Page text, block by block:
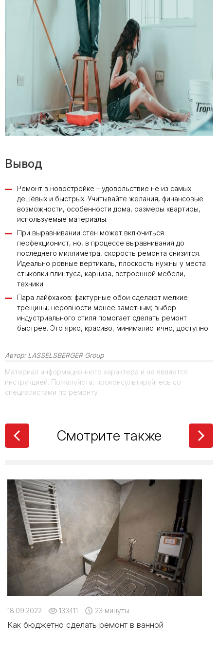
Вывод
Ремонт в новостройке – удовольствие не из самых
дешёвых и быстрых. Учитывайте желания, финансовые
возможности, особенности дома, размеры квартиры,
используемые материалы.
При выравнивании стен может включиться
перфекционист, но, в процессе выравнивания до
последнего миллиметра, скорость ремонта снизится.
Идеально ровные вертикаль, плоскость нужны у места
стыковки плинтуса, карниза, встроенной мебели,
техники.
Пара лайфхаков: фактурные обои сделают мелкие
трещины, неровности менее заметным; выбор
индустриального стиля помогает сделать ремонт
быстрее. Это ярко, красиво, минималистично, доступно.
Автор: LASSELSBERGER Group
Материал информационного характера и не является
инструкцией. Пожалуйста, проконсультируйтесь со
специалистами по ремонту
Смотрите также
18.09.2022 133411 23 минуты
Как бюджетно сделать ремонт в ванной